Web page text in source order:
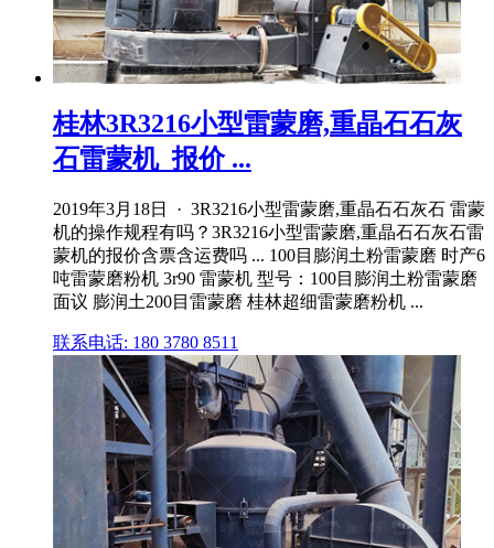
桂林3R3216小型雷蒙磨,重晶石石灰
石雷蒙机_报价 ...
2019年3月18日 · 3R3216小型雷蒙磨,重晶石石灰石 雷蒙
机的操作规程有吗？3R3216小型雷蒙磨,重晶石石灰石雷
蒙机的报价含票含运费吗 ... 100目膨润土粉雷蒙磨 时产6
吨雷蒙磨粉机 3r90 雷蒙机 型号：100目膨润土粉雷蒙磨
面议 膨润土200目雷蒙磨 桂林超细雷蒙磨粉机 ...
联系电话: 180 3780 8511